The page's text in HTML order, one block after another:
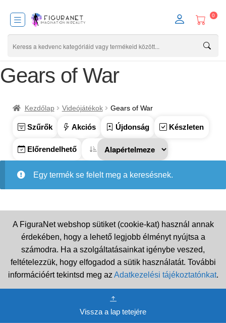
0
Gears of War
Kezdőlap Videójátékok Gears of War
Szűrők Akciós Újdonság Készleten
Előrendelhető
Egy termék se felelt meg a keresésnek.
A FiguraNet webshop sütiket (cookie-kat) használ annak
érdekében, hogy a lehető legjobb élményt nyújtsa a
számodra. Ha a szolgáltatásainkat igénybe veszed,
feltételezzük, hogy elfogadod a sütik használatát. További
információért tekintsd meg az Adatkezelési tájékoztatónkat.
Vissza a lap tetejére